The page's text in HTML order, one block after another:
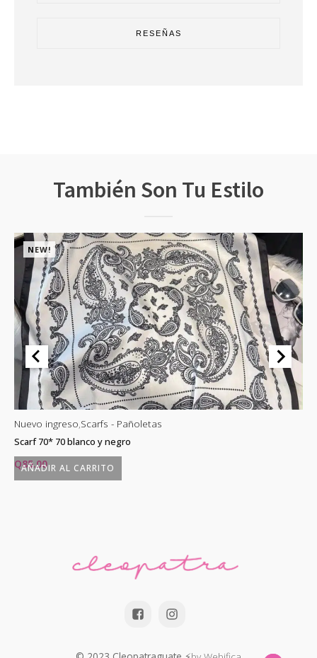
RESEÑAS
También Son Tu Estilo
NEW!
AÑADIR AL CARRITO
Nuevo ingreso,Scarfs - Pañoletas
Scarf 70* 70 blanco y negro
Q85.00